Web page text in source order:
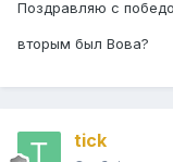
Поздравляю с
вторым был Вова?
tick